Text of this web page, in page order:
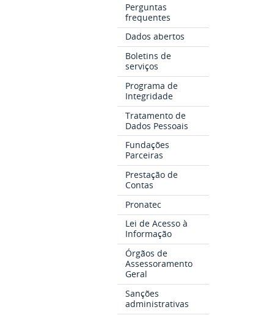
Perguntas
frequentes
Dados abertos
Boletins de
serviços
Programa de
Integridade
Tratamento de
Dados Pessoais
Fundações
Parceiras
Prestação de
Contas
Pronatec
Lei de Acesso à
Informação
Órgãos de
Assessoramento
Geral
Sanções
administrativas